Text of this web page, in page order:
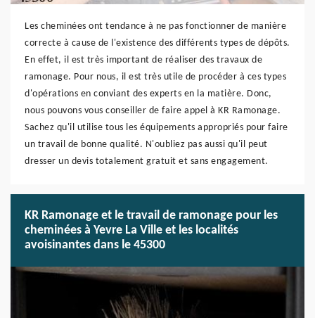
Les cheminées ont tendance à ne pas fonctionner de manière
correcte à cause de l'existence des différents types de dépôts.
En effet, il est très important de réaliser des travaux de
ramonage. Pour nous, il est très utile de procéder à ces types
d'opérations en conviant des experts en la matière. Donc,
nous pouvons vous conseiller de faire appel à KR Ramonage.
Sachez qu'il utilise tous les équipements appropriés pour faire
un travail de bonne qualité. N'oubliez pas aussi qu'il peut
dresser un devis totalement gratuit et sans engagement.
KR Ramonage et le travail de ramonage pour les
cheminées à Yevre La Ville et les localités
avoisinantes dans le 45300